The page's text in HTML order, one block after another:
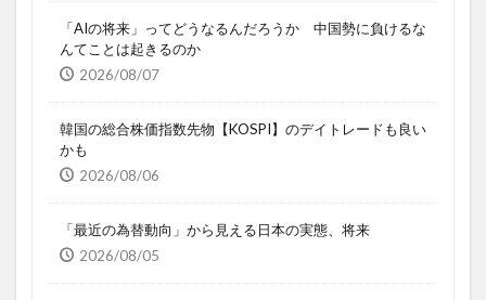
「AIの将来」ってどうなるんだろうか 中国勢に負けるな
んてことは起きるのか
2026/08/07
韓国の総合株価指数先物【KOSPI】のデイトレードも良い
かも
2026/08/06
「最近の為替動向」から見える日本の実態、将来
2026/08/05